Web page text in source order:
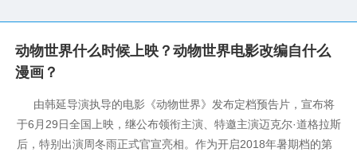
动物世界什么时候上映？动物世界电影改编自什么
漫画？
由韩延导演执导的电影《动物世界》发布定档预告片，宣布将
于6月29日全国上映，继公布领衔主演、特邀主演迈克尔·道格拉斯
后，特别出演周冬雨正式官宣亮相。作为开启2018年暑期档的第